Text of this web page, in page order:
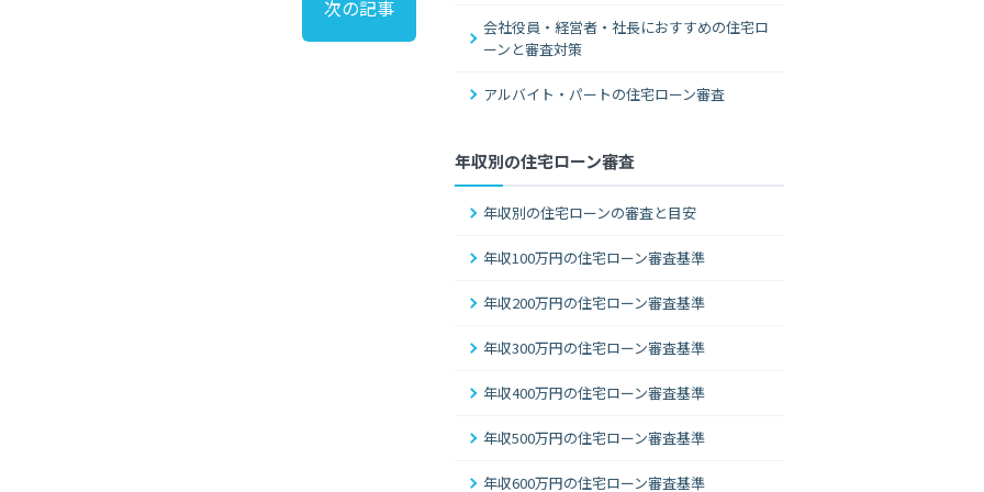
次の記事
会社役員・経営者・社長におすすめの住宅ロ
ーンと審査対策
アルバイト・パートの住宅ローン審査
年収別の住宅ローン審査
年収別の住宅ローンの審査と目安
年収100万円の住宅ローン審査基準
年収200万円の住宅ローン審査基準
年収300万円の住宅ローン審査基準
年収400万円の住宅ローン審査基準
年収500万円の住宅ローン審査基準
年収600万円の住宅ローン審査基準